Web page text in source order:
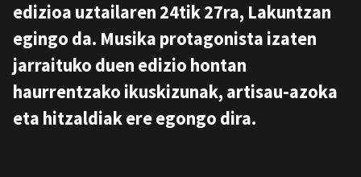
edizioa uztailaren 24tik 27ra, Lakuntzan
egingo da. Musika protagonista izaten
jarraituko duen edizio hontan
haurrentzako ikuskizunak, artisau-azoka
eta hitzaldiak ere egongo dira.